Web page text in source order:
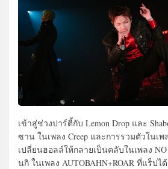
เข้าสู่ช่วงปาร์ตี้กับ Lemon Drop และ
ซาน ในเพลง Creep และการรวมตัวในเพ
เปลี่ยนฮอลล์ให้กลายเป็นคลับในเพลง
นกิ ในเพลง AUTOBAHN+ROAR ที่แร็ป